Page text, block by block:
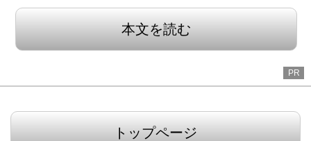
本文を読む
PR
トップページ